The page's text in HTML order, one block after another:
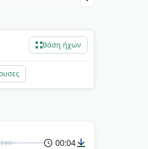
ή απειλή. ΌλαΒάση ήχων
00:04